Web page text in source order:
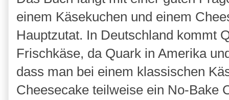
einem Käsekuchen und einem
Hauptzutat. In Deutschland kommt
Frischkäse, da Quark in Amerika
dass man bei einem klassischen
Cheesecake teilweise ein No-Bake